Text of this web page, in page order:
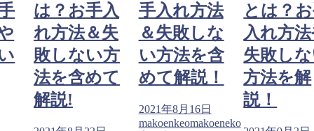
は？お手入
れ方法＆失
敗しない方
法を含めて
解説!
手入れ方法
＆失敗しな
い方法を含
めて解説！
2021年8月16日
makoenkeomakoeneko
とは？
入れ方
失敗し
方法を解
説！